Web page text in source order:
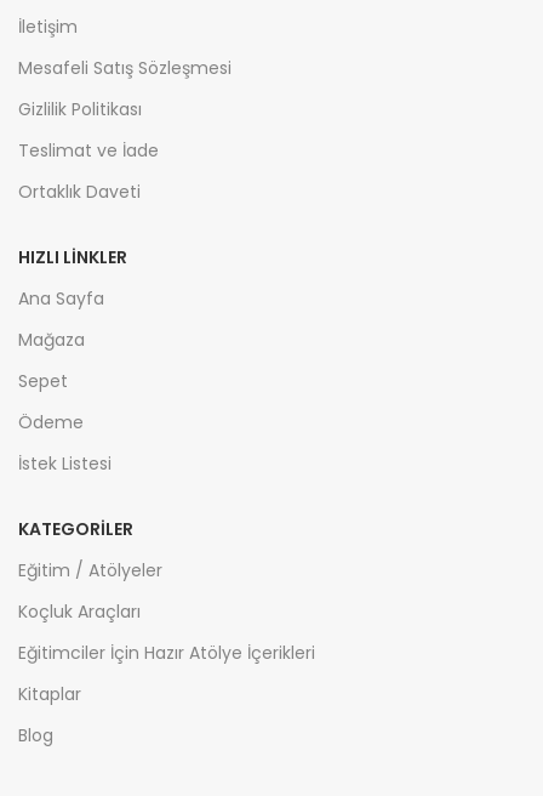
İletişim
Mesafeli Satış Sözleşmesi
Gizlilik Politikası
Teslimat ve İade
Ortaklık Daveti
HIZLI LİNKLER
Ana Sayfa
Mağaza
Sepet
Ödeme
İstek Listesi
KATEGORİLER
Eğitim / Atölyeler
Koçluk Araçları
Eğitimciler İçin Hazır Atölye İçerikleri
Kitaplar
Blog